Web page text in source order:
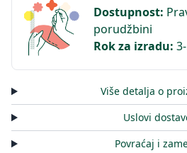
Dostupnost:
porudžbini
Rok za izradu:
Više detalja o
Uslovi
Povraćaj i